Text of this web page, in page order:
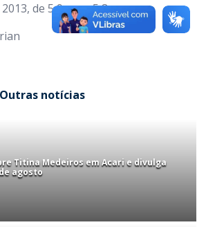
de 5,9 para 5,8.
Outras notícias
Titina Medeiros em Acari e divulga
agosto